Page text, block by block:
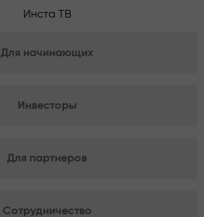
Инста ТВ
Для начинающих
Инвесторы
Для партнеров
Сотрудничество